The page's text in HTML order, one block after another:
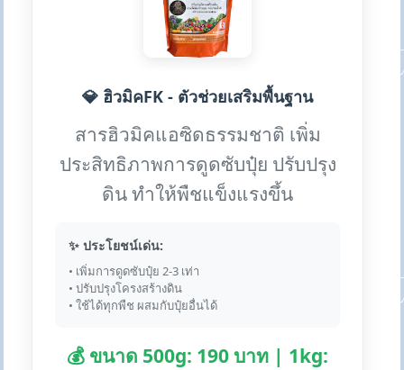
💎 ฮิวมิคFK - ตัวช่วยเสริมพื้นฐาน
สารฮิวมิคแอซิดธรรมชาติ เพิ่ม
ประสิทธิภาพการดูดซับปุ๋ย ปรับปรุง
ดิน ทำให้พืชแข็งแรงขึ้น
✨ ประโยชน์เด่น:
• เพิ่มการดูดซับปุ๋ย 2-3 เท่า
• ปรับปรุงโครงสร้างดิน
• ใช้ได้ทุกพืช ผสมกับปุ๋ยอื่นได้
💰 ขนาด 500g: 190 บาท | 1kg: